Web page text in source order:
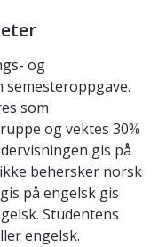
og
som
og vektes 30%
gis på
behersker norsk
på engelsk gis
Studentens
engelsk.